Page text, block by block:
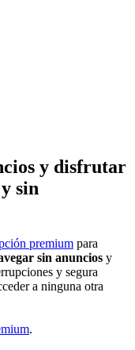
y disfrutar
sin
premium para
sin anuncios y
y segura
a ninguna otra
.